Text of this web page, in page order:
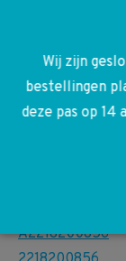
Wij zijn
bestellingen
deze pas op 14